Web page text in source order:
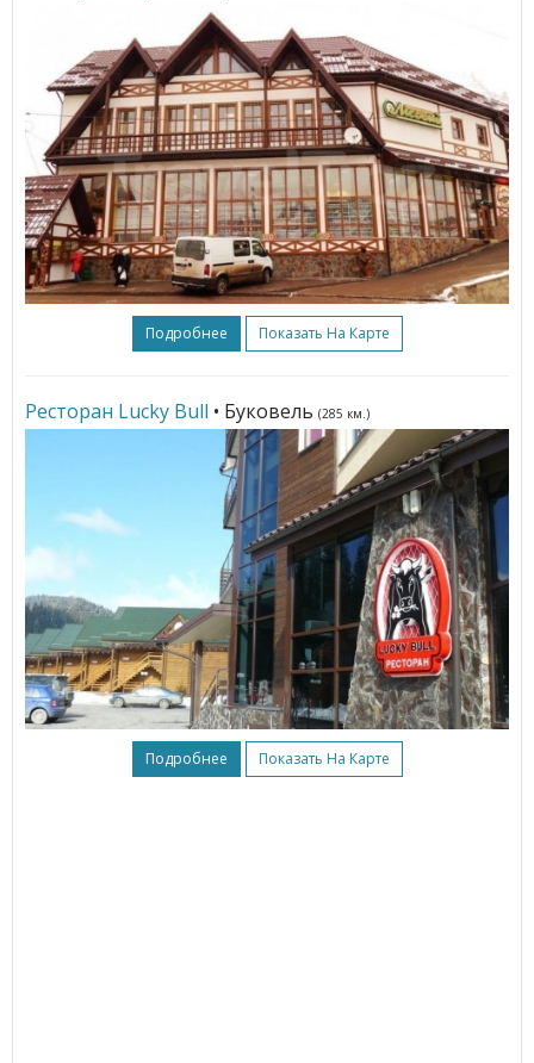
Подробнее Показать На Карте
Ресторан Lucky Bull • Буковель (285 км.)
Подробнее Показать На Карте